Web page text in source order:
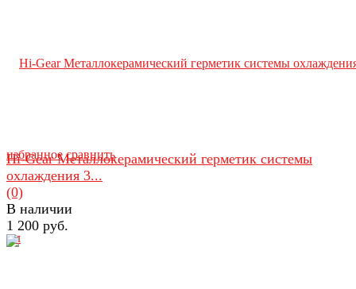
избранное сравнить
Hi-Gear Металлокерамический герметик системы
охлаждения 3...
(0)
В наличии
1 200 руб.